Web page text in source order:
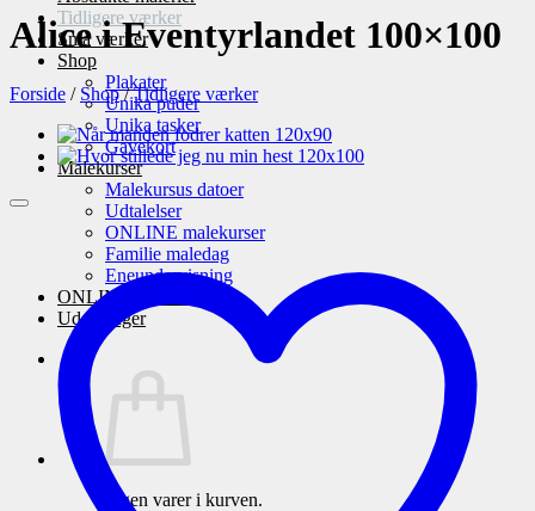
Tidligere værker
Små værker
Shop
Plakater
Unika puder
Unika tasker
Gavekort
Malekurser
Malekursus datoer
Udtalelser
ONLINE malekurser
Familie maledag
Eneundervisning
ONLINE maleskole
Udstillinger
Ingen varer i kurven.
Alice i Eventyrlandet 100×100
Forside / Shop / Tidligere værker